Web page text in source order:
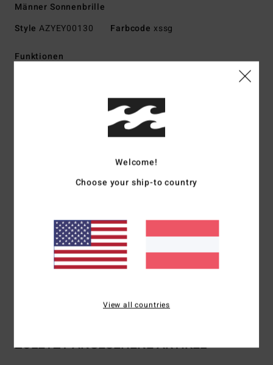
Männer Sonnenbrille
Style AZYEY00130 Farbcode xssg
Funktionen
Nylon-Grilamid-Rahmen
Korrosionsbeständige Klappscharniere
Schlagfestes Polycarbonat-Glas
Hergestellt in Italien
Zusammensetzung73 % Nylon, 23 % Polycarbonat, 2 %
Metall, 2 % Zinklegierung
ZULETZT ANGESEHENE ARTIKEL
Welcome!
Choose your ship-to country
View all countries